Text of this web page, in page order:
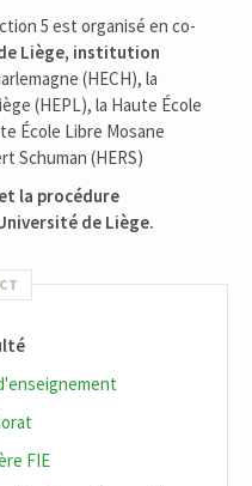
5 est organisé en co-
Liège, institution
(HECH), la
(HEPL), la Haute École
École Libre Mosane
Schuman (HERS)
la procédure
de Liège.
FIE